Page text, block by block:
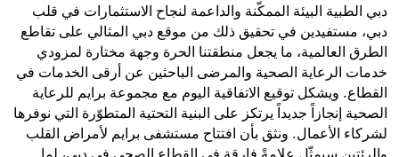
دبي الطبية البيئة الممكّنة والداعمة لنجاح الاستثمارات في قلب
دبي، مستفيدين في تحقيق ذلك من موقع دبي المثالي على تقاطع
الطرق العالمية، ما يجعل منطقتنا الحرة وجهة مختارة لمزودي
خدمات الرعاية الصحية والمرضى الباحثين عن أرقى الخدمات في
القطاع. ويشكل توقيع
الاتفاقية اليوم مع مجموعة برايم للرعاية
الصحية إنجازاً جديداً يرتكز على البنية التحتية المتطوّرة التي نوفرها
لشركاء الأعمال. ونثق بأن افتتاح مستشفى برايم لأمراض القلب